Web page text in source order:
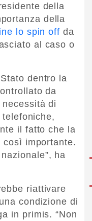
della
della
lo spin off da
al caso o
dentro la
da
di
il fatto che la
così importante.
ha
riattivare
condizione di
in primis. “Non